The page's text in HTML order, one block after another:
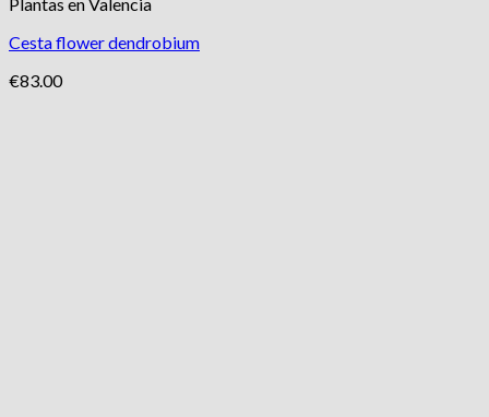
Cesta flower dendrobium
€83.00